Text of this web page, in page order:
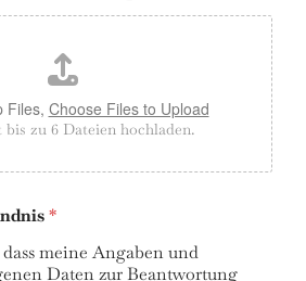
Files, Choose Files to Upload
bis zu 6 Dateien hochladen.
*
meine Angaben und
Daten zur Beantwortung